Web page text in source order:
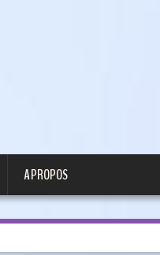
A PROPOS